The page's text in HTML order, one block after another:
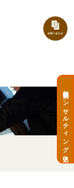
無料個別コンサルティング申込